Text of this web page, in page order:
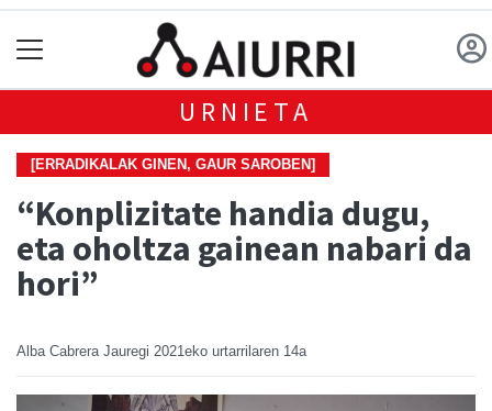
URNIETA
[ERRADIKALAK GINEN, GAUR SAROBEN]
“Konplizitate handia dugu,
eta oholtza gainean nabari da
hori”
Alba Cabrera Jauregi 2021eko urtarrilaren 14a